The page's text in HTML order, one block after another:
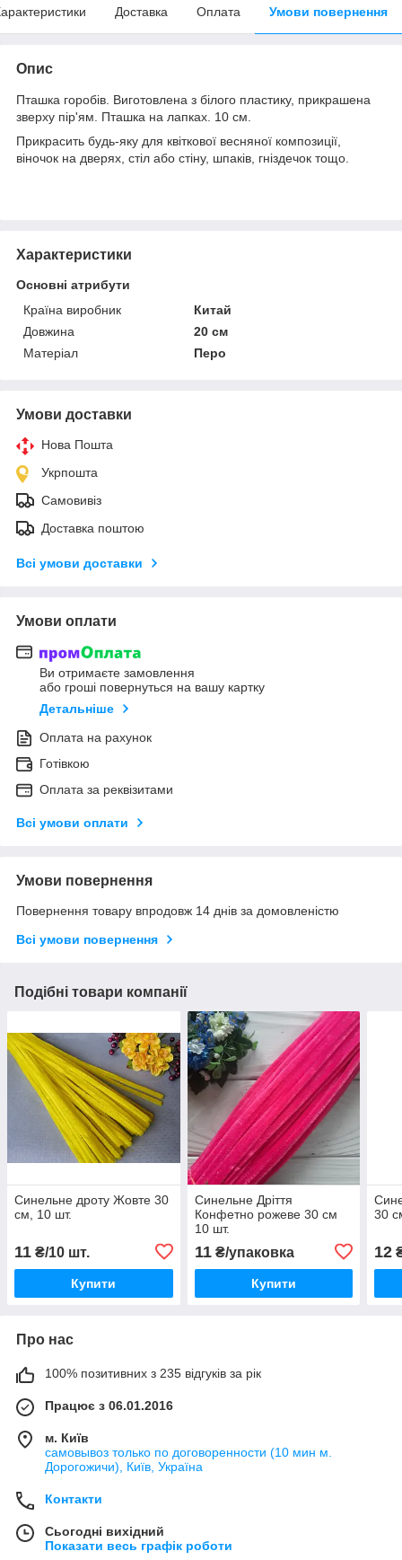
Доставка Оплата Умови повернення
Опис
Пташка горобів. Виготовлена з білого пластику, прикрашена
зверху пір'ям. Пташка на лапках. 10 см.
Прикрасить будь-яку для квіткової весняної композиції,
віночок на дверях, стіл або стіну, шпаків, гніздечок тощо.
Характеристики
Основні атрибути
Країна виробник
Китай
Довжина
20 см
Матеріал
Перо
Умови доставки
Нова Пошта
Укрпошта
Самовивіз
Доставка поштою
Всі умови доставки
Умови оплати
Ви отримаєте замовлення
або гроші повернуться на вашу картку
Детальніше
Оплата на рахунок
Готівкою
Оплата за реквізитами
Всі умови оплати
Умови повернення
Повернення товару впродовж 14 днів за домовленістю
Всі умови повернення
Подібні товари компанії
Синельне дроту Жовте 30
см, 10 шт.
11 ₴/10 шт.
Купити
Синельне Дріття
Конфетно рожеве 30 см
10 шт.
11₴/упаковка
Купити
30
12
Про нас
100% позитивних з 235 відгуків за рік
Працює з 06.01.2016
м. Київ
самовывоз только по договоренности (10 мин м.
Дорогожичи), Київ, Україна
Контакти
Сьогодні вихідний
Показати весь графік роботи